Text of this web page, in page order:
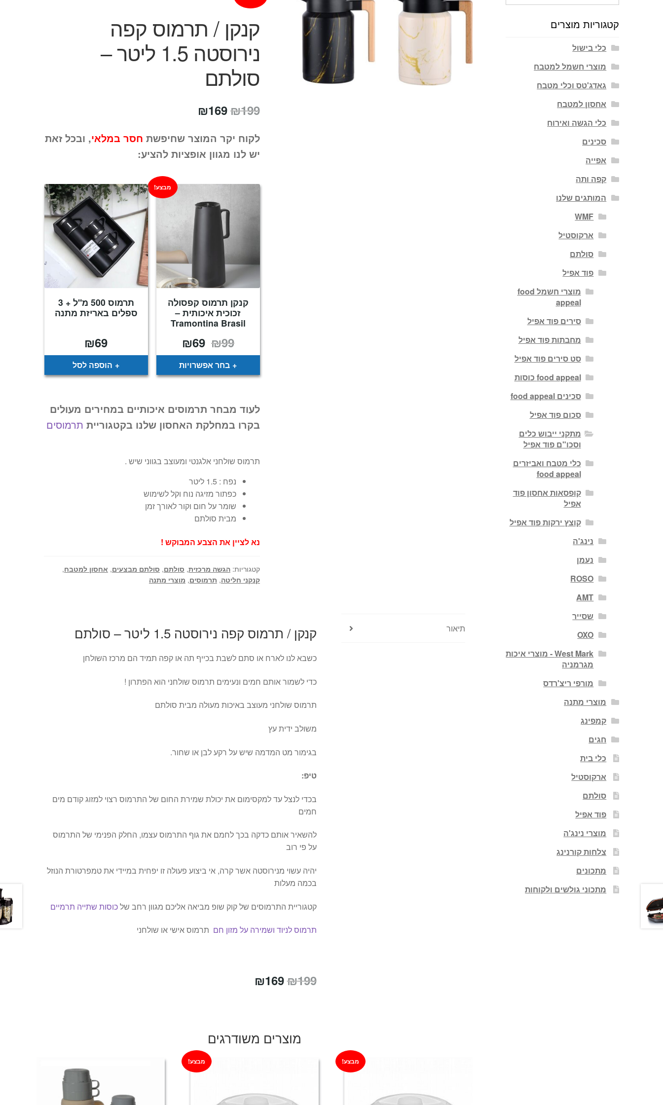
קנקן / תרמוס קפה
נירוסטה 1.5 ליטר –
סולתם
₪199
המחיר
היה:
₪199.
₪169
הוא:
₪169.
לקוח יקר המוצר שחיפשת חסר במלאי, ובכל זאת
יש לנו מגוון אופציות להציע:
קנקן תרמוס קפסולה
זכוכית איכותית –
Tramontina Brasil
מבצע!
₪99 המחיר
המקורי
היה:
₪69
הוא:
בחר אפשרויות
תרמוס 500 מ"ל + 3
ספלים באריזת מתנה
₪69
הוספה לסל
לעוד מבחר תרמוסים איכותיים במחירים מעולים
בקרו במחלקת האחסון שלנו בקטגוריית תרמוסים
תרמוס שולחני אלגנטי ומעוצב בגווני שיש .
נפח : 1.5 ליטר
כפתור מזיגה נוח וקל לשימוש
שומר על חום וקור לאורך זמן
מבית סולתם
נא לציין את הצבע המבוקש !
קטגוריות:הגשה מרכזית, סולתם, סולתם מבצעים, אחסון למטבח,
קנקני חליטה, תרמוסים, מוצרי מתנה
תיאור קנקן / תרמוס קפה נירוסטה 1.5 ליטר – סולתם
כשבא לנו לארח או סתם לשבת בכייף תה או קפה תמיד הם מרכז השולחן
כדי לשמור אותם חמים ונעימים תרמוס שולחני הוא הפתרון !
תרמוס שולחני מעוצב באיכות מעולה מבית סולתם
משולב ידית עץ
בגימור מט המדמה שיש על רקע לבן או שחור.
טיפ:
בכדי לנצל עד למקסימום את יכולת שמירת החום של התרמוס רצוי למזוג קודם מים
חמים
להשאיר אותם כדקה בכך לחמם את גוף התרמוס עצמו, החלק הפנימי של התרמוס
על פי רוב
יהיה עשוי מנירוסטה אשר קרה, אי ביצוע פעולה זו יפחית במיידי את טמפרטורת הנוזל
בכמה מעלות
קטגוריית התרמוסים של קוק שופ מביאה אליכם מגוון רחב שלכוסות שתייה תרמיים
תרמוס לניוד ושמירה על מזון חם תרמוס אישי או שולחני
₪199
המחיר
₪199.
₪169
₪169.
מוצרים משודרגים
מבצע! מבצע!
קטגוריות מוצרים
כלי בישול
מוצרי חשמל למטבח
גאדג'טס וכלי מטבח
אחסון למטבח
כלי הגשה ואירוח
סכינים
אפייה
קפה ותה
המותגים שלנו
WMF
ארקוסטיל
סולתם
פוד אפיל
מוצרי חשמל food
appeal
סירים פוד אפיל
מחבתות פוד אפיל
סט סירים פוד אפיל
food appeal כוסות
סכינים food appeal
סכום פוד אפיל
מתקני ייבוש כלים
וסכו"ם פוד אפיל
כלי מטבח ואביזרים
food appeal
קופסאות אחסון פוד
אפיל
קוצץ ירקות פוד אפיל
נינג'ה
נעמן
ROSO
AMT
שסייר
OXO
West Mark - מוצרי איכות
מגרמניה
מורפי ריצ'רדס
מוצרי מתנה
קמפינג
חגים
כלי בית
ארקוסטיל
סולתם
פוד אפיל
מוצרי נינג'ה
צלחות קורנינג
מתכונים
מתכוני גולשים ולקוחות